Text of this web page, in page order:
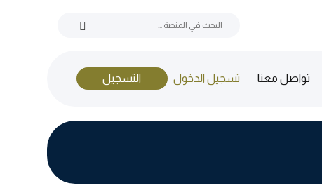
تواصل معنا(current) تسجيل الدخول التسجيل